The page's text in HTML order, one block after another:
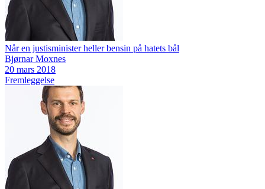
Når en justisminister heller bensin på hatets bål
Bjørnar Moxnes
20 mars 2018
Fremleggelse